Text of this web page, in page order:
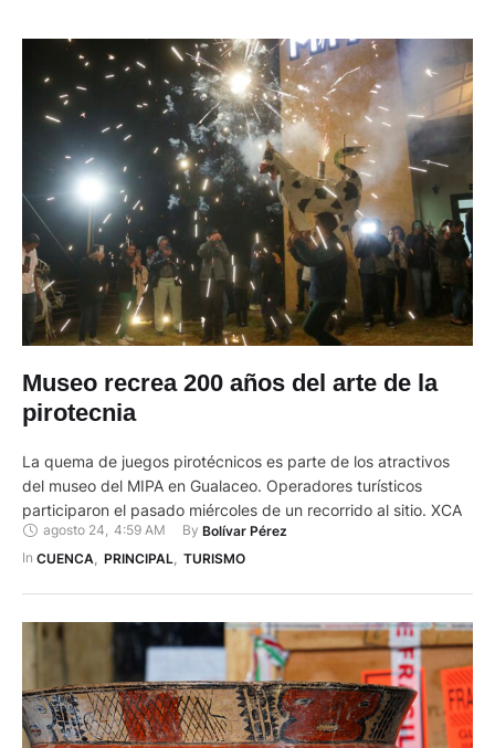
Museo recrea 200 años del arte de la
pirotecnia
La quema de juegos pirotécnicos es parte de los atractivos
del museo del MIPA en Gualaceo. Operadores turísticos
participaron el pasado miércoles de un recorrido al sitio. XCA
agosto 24, 4:59 AM By Bolívar Pérez
In CUENCA PRINCIPAL TURISMO